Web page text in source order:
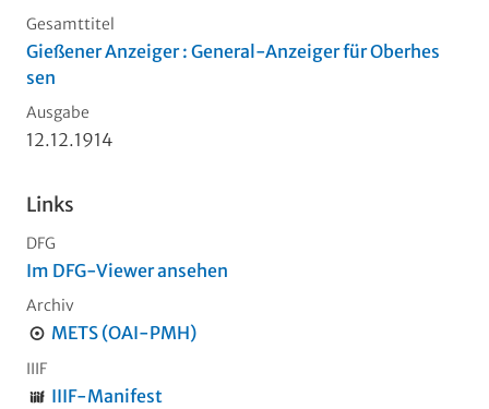
Gesamttitel
Gießener Anzeiger : General-Anzeiger für Oberhes
sen
Ausgabe
12.12.1914
Links
DFG
Im DFG-Viewer ansehen
Archiv
METS (OAI-PMH)
IIIF
IIIF-Manifest